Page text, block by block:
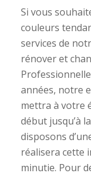
Si vous
couleurs
services de
rénover et
années, notre
mettra à votre
début jusqu’à
disposons
réalisera cette
minutie. Pour